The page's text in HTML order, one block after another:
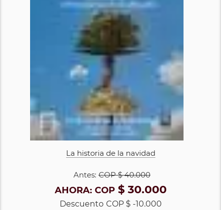
La historia de la navidad
Antes: COP$ 40.000
AHORA: COP$ 30.000
Descuento COP $ -10.000